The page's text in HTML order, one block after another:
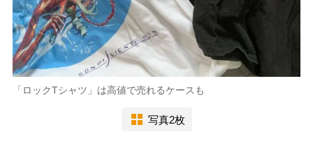
「ロックTシャツ」は高値で売れるケースも
写真2枚